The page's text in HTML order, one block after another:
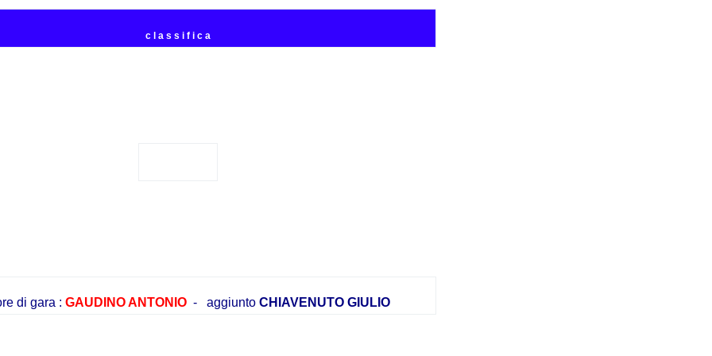
c l a s s i f i c a
di gara :GAUDINO ANTONIO - aggiunto CHIAVENUTO GIULIO